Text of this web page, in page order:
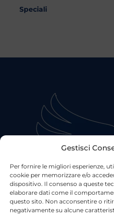
Gestisci
Per fornire le migliori esperienze,
cookie per memorizzare e/o
dispositivo. Il consenso a queste
elaborare dati come il
questo sito. Non acconsentire o
negativamente su alcune
Speciali
©2023 Tutti i diritti